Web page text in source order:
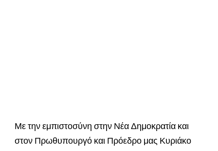
Με την εμπιστοσύνη στην Νέα Δημοκρατία και
στον Πρωθυπουργό και Πρόεδρο μας Κυριάκο